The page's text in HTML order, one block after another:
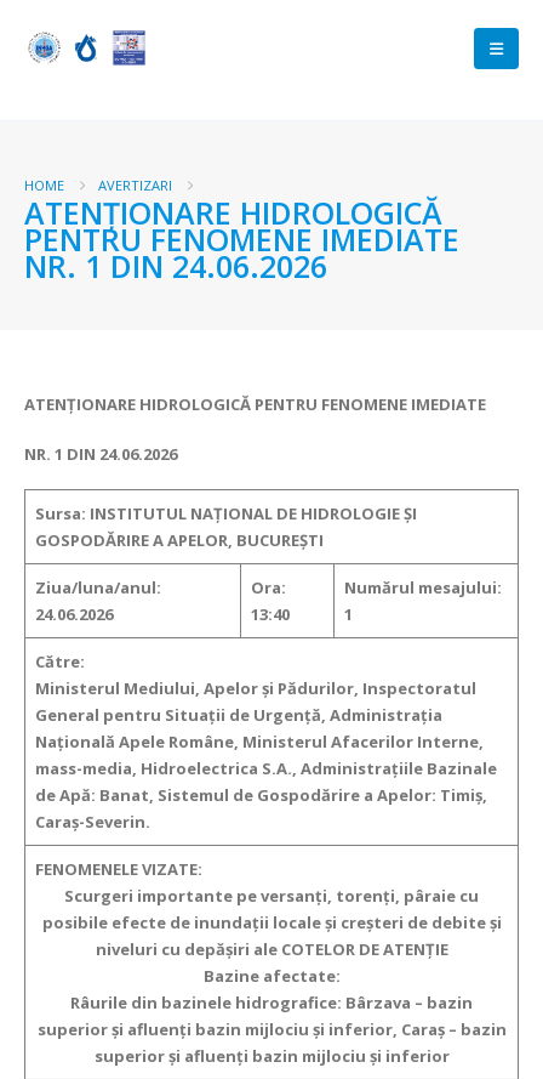
HOME AVERTIZARI
ATENŢIONARE HIDROLOGICĂ
PENTRU FENOMENE IMEDIATE
NR. 1 DIN 24.06.2026
ATENŢIONARE HIDROLOGICĂ PENTRU FENOMENE IMEDIATE
NR. 1 DIN 24.06.2026
Sursa: INSTITUTUL NAȚIONAL DE HIDROLOGIE ȘI
GOSPODĂRIRE A APELOR, BUCUREȘTI
Ziua/luna/anul:
24.06.2026
Ora:
13:40
Numărul mesajului:
1
Către:
Ministerul Mediului, Apelor şi Pădurilor, Inspectoratul
General pentru Situaţii de Urgenţă, Administraţia
Naţională Apele Române, Ministerul Afacerilor Interne,
mass-media, Hidroelectrica S.A., Administraţiile Bazinale
de Apă: Banat, Sistemul de Gospodărire a Apelor: Timiș,
Caraș-Severin.
FENOMENELE VIZATE:
Scurgeri importante pe versanţi, torenţi, pâraie cu
posibile efecte de inundaţii locale şi creşteri de debite şi
niveluri cu depăşiri ale COTELOR DE ATENȚIE
Bazine afectate:
Râurile din bazinele hidrografice: Bârzava – bazin
superior și afluenți bazin mijlociu și inferior, Caraș – bazin
superior și afluenți bazin mijlociu și inferior